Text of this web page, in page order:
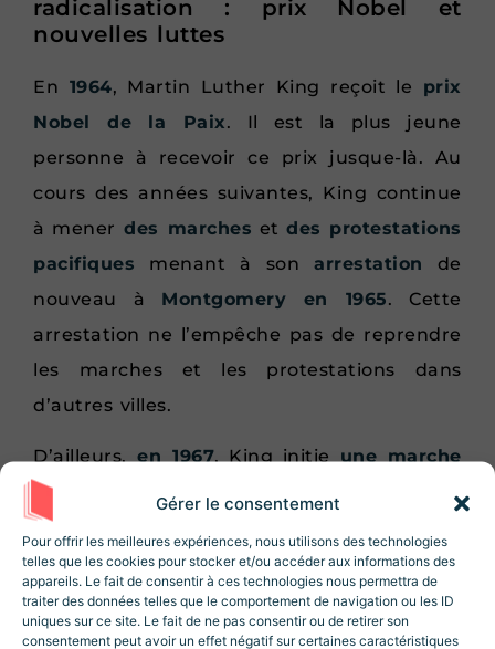
Gérer le consentement
Pour offrir les meilleures expériences, nous utilisons des technologies
telles que les cookies pour stocker et/ou accéder aux informations des
appareils. Le fait de consentir à ces technologies nous permettra de
traiter des données telles que le comportement de navigation ou les ID
uniques sur ce site. Le fait de ne pas consentir ou de retirer son
consentement peut avoir un effet négatif sur certaines caractéristiques
radicalisation : prix Nobel et
nouvelles luttes
En 1964, Martin Luther King reçoit le prix
Nobel de la Paix. Il est la plus jeune
personne à recevoir ce prix jusque-là. Au
cours des années suivantes, King continue
à mener des marches etdes protestations
pacifiques menant à sonarrestation de
nouveau à Montgomery en 1965. Cette
arrestation ne l’empêche pas de reprendre
les marches et les protestations dans
d’autres villes.
D’ailleurs,en 1967, King initieune marche
contre la
la
considérant comme un
lutte contre les injustices socialesdans le
pays, en rendant cette dernière moins
importante pour les dirigeants et les
Rejoignez la Newsletter
Revue Histoire !
10% de réduction sur la boutique lors de
votre inscription ! Des articles, des
ressources et des contenus exclusifs 😃